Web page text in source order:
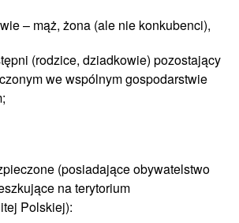
– mąż, żona (ale nie konkubenci),
(rodzice, dziadkowie) pozostający
we wspólnym gospodarstwie
(posiadające obywatelstwo
na terytorium
Polskiej):